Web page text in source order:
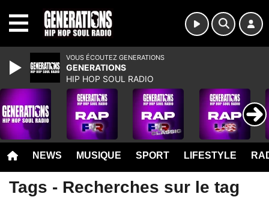
NEWS MUSIQUE SPORT LIFESTYLE
Tags - Recherches sur le tag
VOUS ÉCOUTEZ GENERATIONS
GENERATIONS
HIP HOP SOUL RADIO